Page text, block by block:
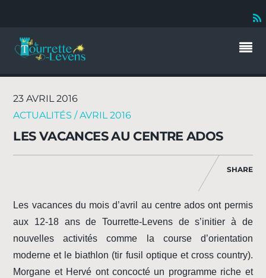
23 AVRIL 2016
ACTUALITÉS / AVRIL 2016
LES VACANCES AU CENTRE ADOS
SHARE
Les vacances du mois d’avril au centre ados ont permis
aux 12-18 ans de Tourrette-Levens de s’initier à de
nouvelles activités comme la course d’orientation
moderne et le biathlon (tir fusil optique et cross country).
Morgane et Hervé ont concocté un programme riche et